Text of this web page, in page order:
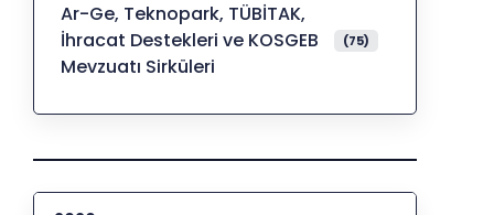
Ar-Ge, Teknopark, TÜBİTAK,
İhracat Destekleri ve KOSGEB
Mevzuatı Sirküleri
(75)